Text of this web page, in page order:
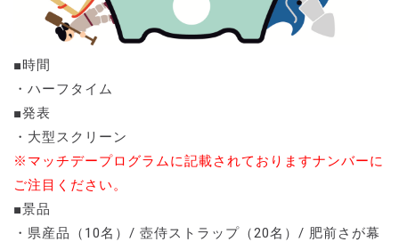
■時間
・ハーフタイム
■発表
・大型スクリーン
※マッチデープログラムに記載されておりますナンバーに
ご注目ください。
■景品
・県産品（10名）/ 壺侍ストラップ（20名）/ 肥前さが幕